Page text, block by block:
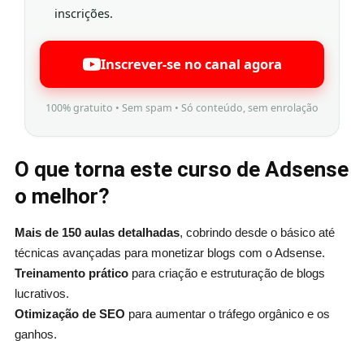
inscrições.
Inscrever-se no canal agora
100% gratuito • Sem spam • Só conteúdo, sem enrolação
O que torna este curso de Adsense
o melhor?
Mais de 150 aulas detalhadas, cobrindo desde o básico até
técnicas avançadas para monetizar blogs com o Adsense.
Treinamento práticopara criação e estruturação de blogs
lucrativos.
Otimização de SEO para aumentar o tráfego orgânico e os
ganhos.